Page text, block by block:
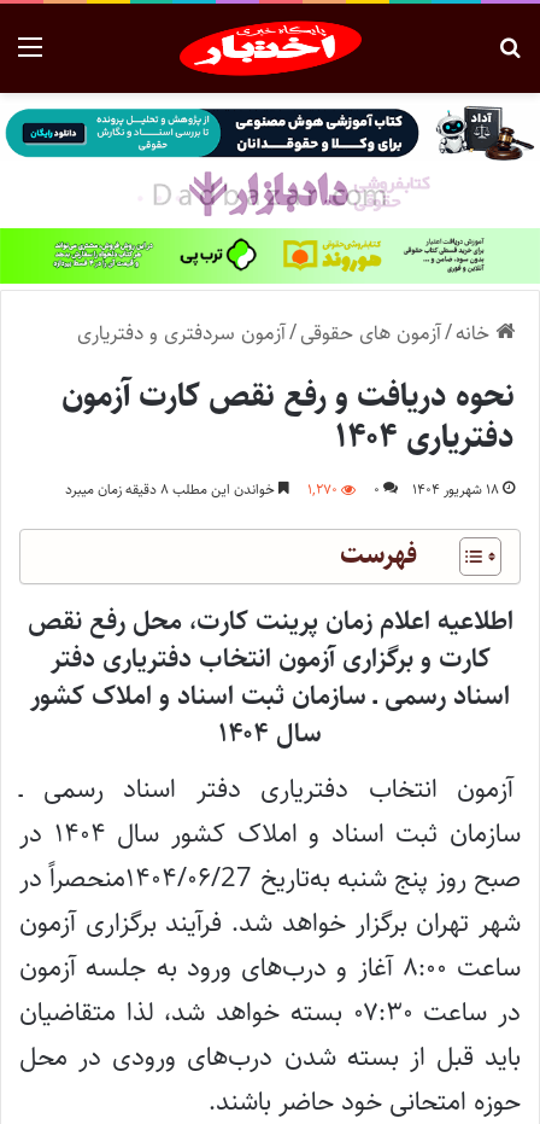
خانه/آزمون های حقوقی/آزمون سردفتری و دفتریاری
نحوه دریافت و رفع نقص کارت آزمون
دفتریاری ۱۴۰۴
۱۸ شهریور ۱۴۰۴ ۰ ۱,۲۷۰ خواندن این مطلب ۸ دقیقه زمان میبرد
فهرست
اطلاعیه اعلام زمان پرینت کارت، محل رفع نقص
کارت و برگزاری آزمون انتخاب دفتریاری دفتر
اسناد رسمی ـ سازمان ثبت اسناد و املاک کشور
سال ۱۴۰۴
آزمون انتخاب دفتریاری دفتر اسناد رسمی ـ
سازمان ثبت اسناد و املاک کشور سال ۱۴۰۴ در
صبح روز پنج شنبه به‌تاریخ ۱۴۰۴/۰۶/27منحصراً در
شهر تهران برگزار خواهد شد. فرآیند برگزاری آزمون
ساعت ۸:۰۰ آغاز و درب‌های ورود به جلسه آزمون
در ساعت ۰۷:۳۰ بسته خواهد شد، لذا متقاضیان
باید قبل از بسته شدن درب‌های ورودی در محل
حوزه امتحانی خود حاضر باشند.